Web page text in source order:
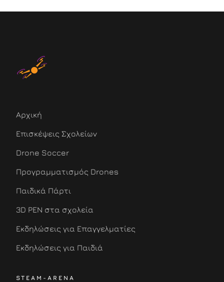
Αρχική
Επισκέψεις Σχολείων
Drone Soccer
Προγραμματισμός Drones
Παιδικά Πάρτι
3D PEN στα σχολεία
Εκδηλώσεις για Επαγγελματίες
Εκδηλώσεις για Παιδιά
STEAM-ARENA